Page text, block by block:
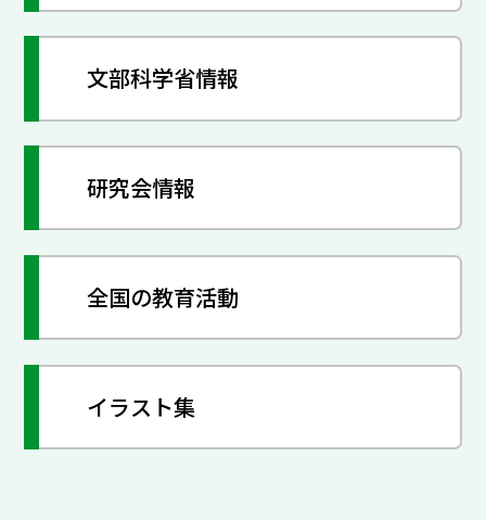
文部科学省情報
研究会情報
全国の教育活動
イラスト集